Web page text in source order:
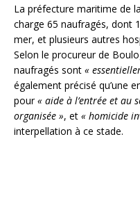
La préfecture maritime de
charge 65 naufragés, dont
mer, et plusieurs autres
Selon le procureur de
naufragés sont «
également précisé qu’une
pour« aide à l’entrée et au
organisée », et « homicide
interpellation à ce stade.